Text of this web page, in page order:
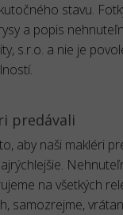
stavu.
a popis
s.r.o. a nie je
predávali
aby naši makléri
na všetkých
samozrejme,